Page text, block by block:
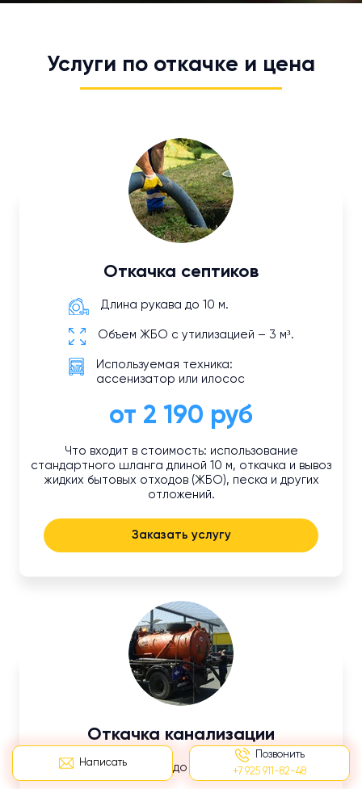
Написать
Позвонить
+7 925 911-82-48
Услуги по откачке и цена
Откачка септиков
Длина рукава до 10 м.
Объем ЖБО с утилизацией – 3 м³.
Используемая техника:
ассенизатор или илосос
от 2 190 руб
Что входит в стоимость: использование
стандартного шланга длиной 10 м, откачка и вывоз
жидких бытовых отходов (ЖБО), песка и других
отложений.
Заказать услугу
Откачка канализации
Длина шланга до 10 м.